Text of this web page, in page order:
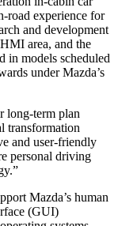
mobiles
Unity
road experience for
and development
area, and the
in models scheduled
under Mazda’s
long-term plan
transformation
and user-friendly
personal driving
Mazda’s human
(GUI)